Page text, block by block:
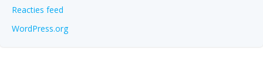
Reacties feed
WordPress.org